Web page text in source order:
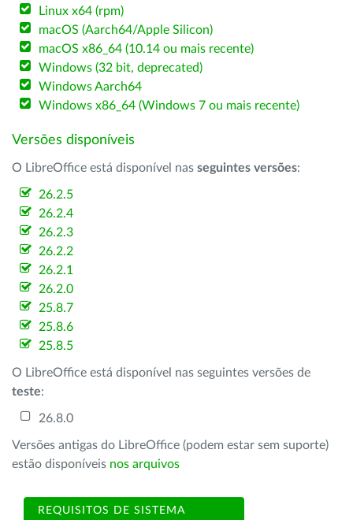
Linux x64 (rpm)
macOS (Aarch64/Apple Silicon)
macOS x86_64 (10.14 ou mais recente)
Windows (32 bit, deprecated)
Windows Aarch64
Windows x86_64 (Windows 7 ou mais recente)
Versões disponíveis
O LibreOffice está disponível nas seguintes versões:
26.2.5
26.2.4
26.2.3
26.2.2
26.2.1
26.2.0
25.8.7
25.8.6
25.8.5
O LibreOffice está disponível nas seguintes versões de
teste:
26.8.0
Versões antigas do LibreOffice (podem estar sem suporte)
estão disponíveis nos arquivos
REQUISITOS DE SISTEMA